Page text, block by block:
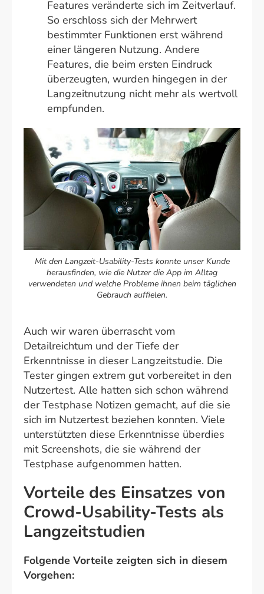
Features veränderte sich im Zeitverlauf.
So erschloss sich der Mehrwert
bestimmter Funktionen erst während
einer längeren Nutzung. Andere
Features, die beim ersten Eindruck
überzeugten, wurden hingegen in der
Langzeitnutzung nicht mehr als wertvoll
empfunden.
Mit den Langzeit-Usability-Tests konnte unser Kunde
herausfinden, wie die Nutzer die App im Alltag
verwendeten und welche Probleme ihnen beim täglichen
Gebrauch auffielen.
Auch wir waren überrascht vom
Detailreichtum und der Tiefe der
Erkenntnisse in dieser Langzeitstudie. Die
Tester gingen extrem gut vorbereitet in den
Nutzertest. Alle hatten sich schon während
der Testphase Notizen gemacht, auf die sie
sich im Nutzertest beziehen konnten. Viele
unterstützten diese Erkenntnisse überdies
mit Screenshots, die sie während der
Testphase aufgenommen hatten.
Vorteile des Einsatzes von
Crowd-Usability-Tests als
Langzeitstudien
Folgende Vorteile zeigten sich in diesem
Vorgehen: